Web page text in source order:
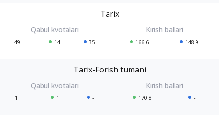
Tarix
49 14 35 166.6 148.9
Tarix-Forish tumani
1 1 - 170.8 -